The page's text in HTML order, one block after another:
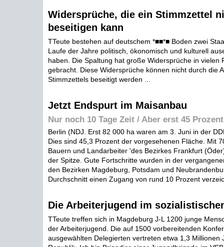
Widersprüche, die ein Stimmzettel
beseitigen kann
TTeute bestehen auf deutschem *■■*■ Boden zwei
Laufe der Jahre politisch, ökonomisch und kulturell
haben. Die Spaltung hat große Widersprüche in vielen
gebracht. Diese Widersprüche können nicht durch die
Stimmzettels beseitigt werden ...
Jetzt Endspurt im Maisanbau
Nur noch 10 Tage Zeit / Aber erst 45
Berlin (NDJ. Erst 82 000 ha waren am 3. Juni in der
Dies sind 45,3 Prozent der vorgesehenen Fläche. Mit
Bauern und Landarbeiter 'des Bezirkes Frankfurt
der Spitze. Gute Fortschritte wurden in der
den Bezirken Magdeburg, Potsdam und
Durchschnitt einen Zugang von rund 10 Prozent
Die Arbeiterjugend im
TTeute treffen sich in Magdeburg J-L 1200 junge
der Arbeiterjugend. Die auf 1500 vorbereitenden
ausgewählten Delegierten vertreten etwa 1,3 Millionen